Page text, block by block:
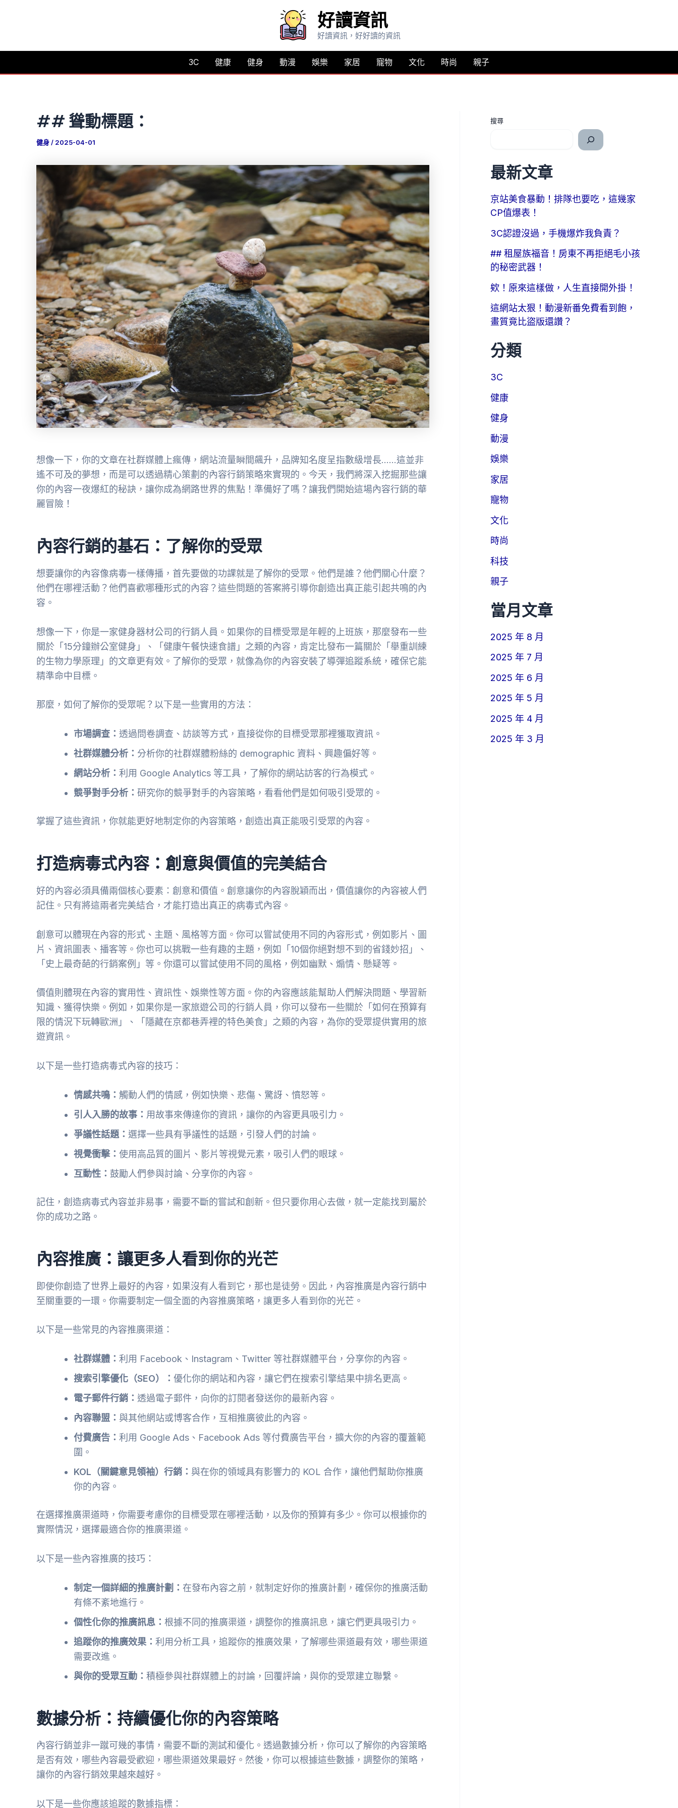
要
好讀資訊
好讀資訊，好好讀的資訊
3C 健康 健身 動漫 娛樂 家居 寵物 文化 時尚 親子
## 聳動標題：
健身/ 2025-04-01
想像一下，你的文章在社群媒體上瘋傳，網站流量瞬間飆升，品牌知名度呈指數級增長……這並非
遙不可及的夢想，而是可以透過精心策劃的內容行銷策略來實現的。今天，我們將深入挖掘那些讓
你的內容一夜爆紅的秘訣，讓你成為網路世界的焦點！準備好了嗎？讓我們開始這場內容行銷的華
麗冒險！
內容行銷的基石：了解你的受眾
想要讓你的內容像病毒一樣傳播，首先要做的功課就是了解你的受眾。他們是誰？他們關心什麼？
他們在哪裡活動？他們喜歡哪種形式的內容？這些問題的答案將引導你創造出真正能引起共鳴的內
容。
想像一下，你是一家健身器材公司的行銷人員。如果你的目標受眾是年輕的上班族，那麼發布一些
關於「15分鐘辦公室健身」、「健康午餐快速食譜」之類的內容，肯定比發布一篇關於「舉重訓練
的生物力學原理」的文章更有效。了解你的受眾，就像為你的內容安裝了導彈追蹤系統，確保它能
精準命中目標。
那麼，如何了解你的受眾呢？以下是一些實用的方法：
市場調查： 透過問卷調查、訪談等方式，直接從你的目標受眾那裡獲取資訊。
社群媒體分析： 分析你的社群媒體粉絲的 demographic 資料、興趣偏好等。
網站分析： 利用 Google Analytics 等工具，了解你的網站訪客的行為模式。
競爭對手分析： 研究你的競爭對手的內容策略，看看他們是如何吸引受眾的。
掌握了這些資訊，你就能更好地制定你的內容策略，創造出真正能吸引受眾的內容。
打造病毒式內容：創意與價值的完美結合
好的內容必須具備兩個核心要素：創意和價值。創意讓你的內容脫穎而出，價值讓你的內容被人們
記住。只有將這兩者完美結合，才能打造出真正的病毒式內容。
創意可以體現在內容的形式、主題、風格等方面。你可以嘗試使用不同的內容形式，例如影片、圖
片、資訊圖表、播客等。你也可以挑戰一些有趣的主題，例如「10個你絕對想不到的省錢妙招」、
「史上最奇葩的行銷案例」等。你還可以嘗試使用不同的風格，例如幽默、煽情、懸疑等。
價值則體現在內容的實用性、資訊性、娛樂性等方面。你的內容應該能幫助人們解決問題、學習新
知識、獲得快樂。例如，如果你是一家旅遊公司的行銷人員，你可以發布一些關於「如何在預算有
限的情況下玩轉歐洲」、「隱藏在京都巷弄裡的特色美食」之類的內容，為你的受眾提供實用的旅
遊資訊。
以下是一些打造病毒式內容的技巧：
情感共鳴： 觸動人們的情感，例如快樂、悲傷、驚訝、憤怒等。
引人入勝的故事： 用故事來傳達你的資訊，讓你的內容更具吸引力。
爭議性話題： 選擇一些具有爭議性的話題，引發人們的討論。
視覺衝擊： 使用高品質的圖片、影片等視覺元素，吸引人們的眼球。
互動性： 鼓勵人們參與討論、分享你的內容。
記住，創造病毒式內容並非易事，需要不斷的嘗試和創新。但只要你用心去做，就一定能找到屬於
你的成功之路。
內容推廣：讓更多人看到你的光芒
即使你創造了世界上最好的內容，如果沒有人看到它，那也是徒勞。因此，內容推廣是內容行銷中
至關重要的一環。你需要制定一個全面的內容推廣策略，讓更多人看到你的光芒。
以下是一些常見的內容推廣渠道：
社群媒體： 利用 Facebook、Instagram、Twitter 等社群媒體平台，分享你的內容。
搜索引擎優化（SEO）： 優化你的網站和內容，讓它們在搜索引擎結果中排名更高。
電子郵件行銷： 透過電子郵件，向你的訂閱者發送你的最新內容。
內容聯盟： 與其他網站或博客合作，互相推廣彼此的內容。
付費廣告： 利用 Google Ads、Facebook Ads 等付費廣告平台，擴大你的內容的覆蓋範
圍。
KOL（關鍵意見領袖）行銷： 與在你的領域具有影響力的 KOL 合作，讓他們幫助你推廣
你的內容。
在選擇推廣渠道時，你需要考慮你的目標受眾在哪裡活動，以及你的預算有多少。你可以根據你的
實際情況，選擇最適合你的推廣渠道。
以下是一些內容推廣的技巧：
制定一個詳細的推廣計劃： 在發布內容之前，就制定好你的推廣計劃，確保你的推廣活動
有條不紊地進行。
個性化你的推廣訊息： 根據不同的推廣渠道，調整你的推廣訊息，讓它們更具吸引力。
追蹤你的推廣效果： 利用分析工具，追蹤你的推廣效果，了解哪些渠道最有效，哪些渠道
需要改進。
與你的受眾互動： 積極參與社群媒體上的討論，回覆評論，與你的受眾建立聯繫。
數據分析：持續優化你的內容策略
內容行銷並非一蹴可幾的事情，需要不斷的測試和優化。透過數據分析，你可以了解你的內容策略
是否有效，哪些內容最受歡迎，哪些渠道效果最好。然後，你可以根據這些數據，調整你的策略，
讓你的內容行銷效果越來越好。
以下是一些你應該追蹤的數據指標：
搜尋
最新文章
京站美食暴動！排隊也要吃，這幾家
CP值爆表！
3C認證沒過，手機爆炸我負責？
## 租屋族福音！房東不再拒絕毛小孩
的秘密武器！
欸！原來這樣做，人生直接開外掛！
這網站太狠！動漫新番免費看到飽，
畫質竟比盜版還讚？
分類
3C
健康
健身
動漫
娛樂
家居
寵物
文化
時尚
科技
親子
當月文章
2025 年 8 月
2025 年 7 月
2025 年 6 月
2025 年 5 月
2025 年 4 月
2025 年 3 月